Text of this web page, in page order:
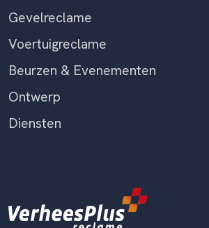
Gevelreclame
Voertuigreclame
Beurzen & Evenementen
Ontwerp
Diensten